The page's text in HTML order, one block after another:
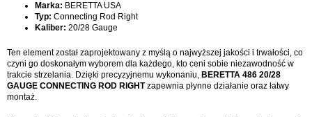
Marka: BERETTA USA
Typ: Connecting Rod Right
Kaliber: 20/28 Gauge
Ten element został zaprojektowany z myślą o najwyższej jakości i trwałości, co
czyni go doskonałym wyborem dla każdego, kto ceni sobie niezawodność w
trakcie strzelania. Dzięki precyzyjnemu wykonaniu, BERETTA 486 20/28
GAUGE CONNECTING ROD RIGHTzapewnia płynne działanie oraz łatwy
montaż.